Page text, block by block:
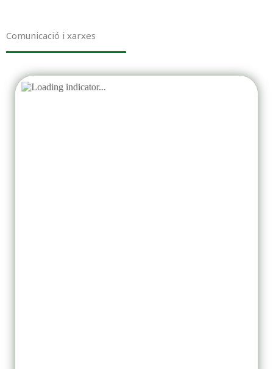
Comunicació i xarxes